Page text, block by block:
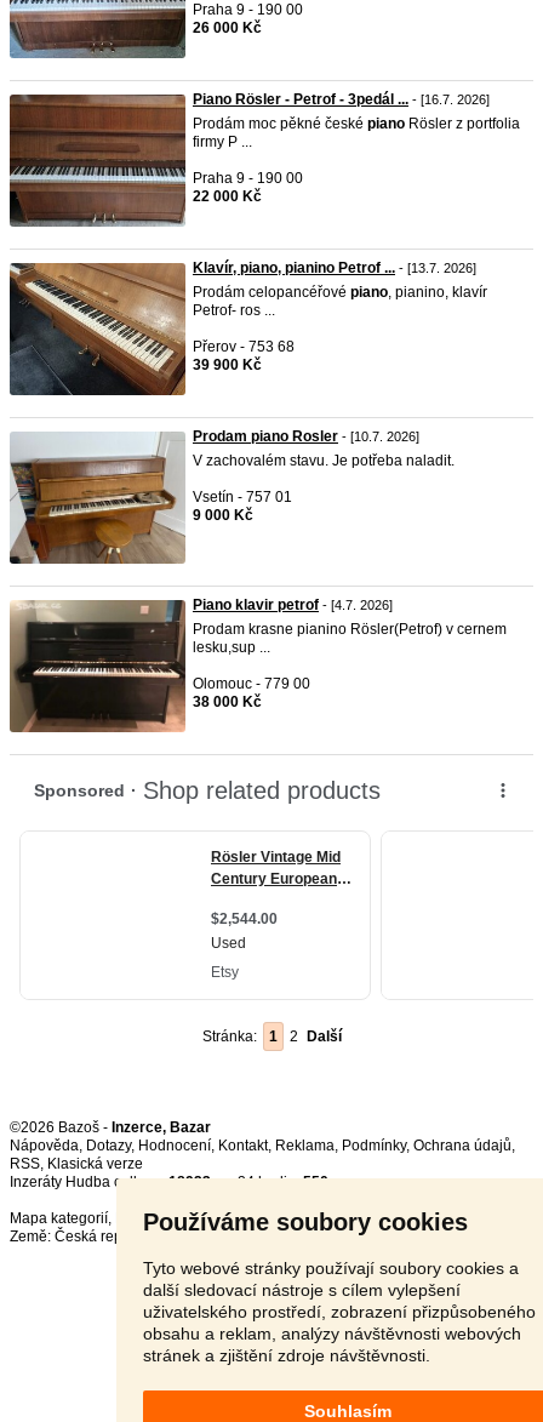
Používáme soubory cookies
Tyto webové stránky používají soubory cookies a
další sledovací nástroje s cílem vylepšení
uživatelského prostředí, zobrazení přizpůsobeného
obsahu a reklam, analýzy návštěvnosti webových
stránek a zjištění zdroje návštěvnosti.
Souhlasím
Praha 9 - 190 00
26 000 Kč
Piano Rösler - Petrof - 3pedál ... - [16.7. 2026]
Prodám moc pěkné české piano Rösler z portfolia
firmy P ...
Praha 9 - 190 00
22 000 Kč
Klavír, piano, pianino Petrof ... - [13.7. 2026]
Prodám celopancéřové piano, pianino, klavír
Petrof- ros ...
Přerov - 753 68
39 900 Kč
Prodam piano Rosler - [10.7. 2026]
V zachovalém stavu. Je potřeba naladit.
Vsetín - 757 01
9 000 Kč
Piano klavir petrof - [4.7. 2026]
Prodam krasne pianino Rösler(Petrof) v cernem
lesku,sup ...
Olomouc - 779 00
38 000 Kč
Stránka: 1 2 Další
©2026 Bazoš - Inzerce, Bazar
Nápověda, Dotazy, Hodnocení, Kontakt, Reklama, Podmínky, Ochrana údajů,
RSS,
Inzeráty Hudba celkem:18923, za 24 hodin:550
Mapa kategorií,
Nejvyhledávanější výrazy
Země: Česká republika Rakousko